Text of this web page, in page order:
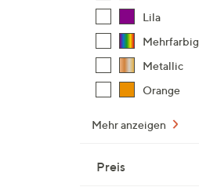
Lila
Mehrfarbig
Metallic
Orange
Mehr anzeigen
Preis